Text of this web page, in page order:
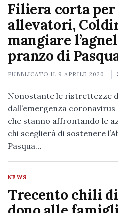
Filiera corta
allevatori,
mangiare
pranzo di
PUBBLICATO IL 9 APRILE 2020
Nonostante le ristrettezze
dall’emergenza
che stanno affrontando le
chi sceglierà di sostenere
Pasqua…
NEWS
Trecento chili